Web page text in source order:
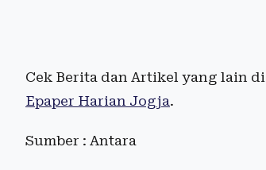
Cek Berita dan Artikel yang lain di
Epaper Harian Jogja.
Sumber : Antara